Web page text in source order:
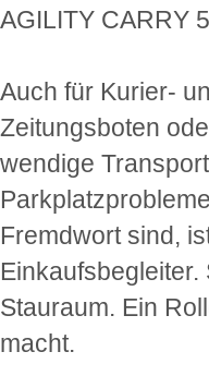
AGILITY CARRY
Auch für Kurier-
Zeitungsboten
wendige
Fremdwort sind,
Stauraum. Ein
macht.